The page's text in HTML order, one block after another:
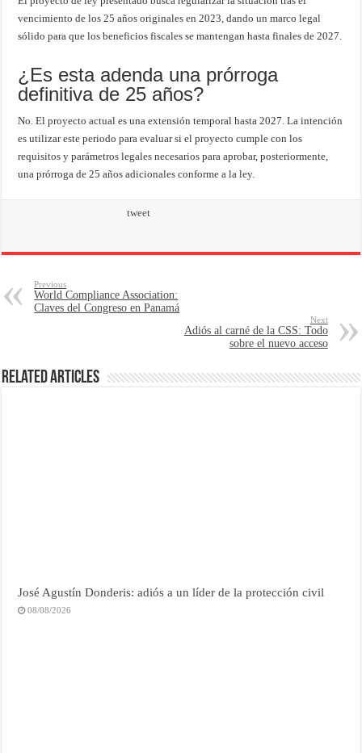
vencimiento de los 25 años originales en 2023, dando un marco legal
sólido para que los beneficios fiscales se mantengan hasta finales de 2027.
¿Es esta adenda una prórroga
definitiva de 25 años?
No. El proyecto actual es una extensión temporal hasta 2027. La intención
es utilizar este periodo para evaluar si el proyecto cumple con los
requisitos y parámetros legales necesarios para aprobar, posteriormente,
una prórroga de 25 años adicionales conforme a la ley.
tweet
Previous
World Compliance Association:
Claves del Congreso en Panamá
Next
Adiós al carné de la CSS: Todo
sobre el nuevo acceso
Related Articles
José Agustín Donderis: adiós a un líder de la protección civil
08/08/2026